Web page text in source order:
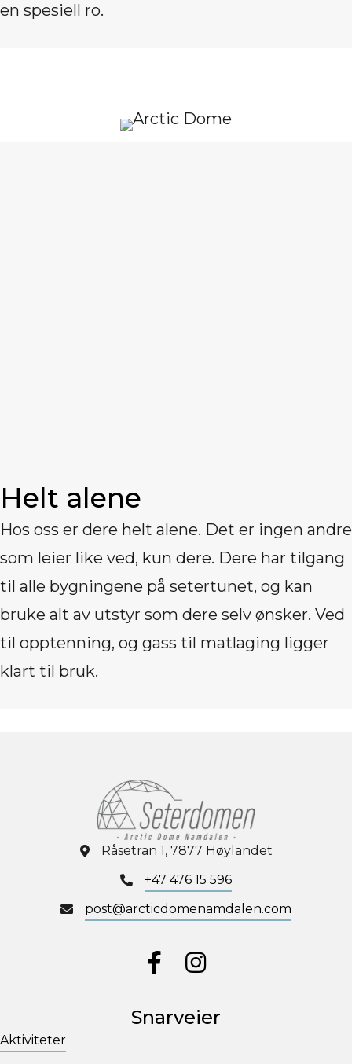
en spesiell ro.
Helt alene
Hos oss er dere helt alene. Det er ingen andre
som leier like ved, kun dere. Dere har tilgang
til alle bygningene på setertunet, og kan
bruke alt av utstyr som dere selv ønsker. Ved
til opptenning, og gass til matlaging ligger
klart til bruk.
Råsetran 1, 7877 Høylandet
+47 476 15 596
post@arcticdomenamdalen.com
Gå til vår Facebook
Gå til vår Instagram
Snarveier
Aktiviteter